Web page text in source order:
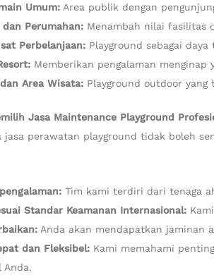
Umum: Area publik dengan
Perumahan: Menambah nilai fasilitas
Perbelanjaan: Playground sebagai
Memberikan pengalaman menginap
Area Wisata: Playground outdoor
Jasa Maintenance Playground
jasa perawatan playground tidak boleh
Tim kami terdiri dari tenaga
Standar Keamanan Internasional:
Anda akan mendapatkan jaminan
dan Fleksibel: Kami memahami
Anda.